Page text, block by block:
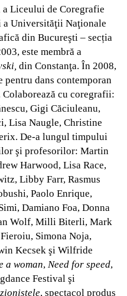
a Liceului de Coregrafie
a Universităţii Naţionale
din Bucureşti – secția
este membră a
din Constanţa. În 2008,
dans contemporan
Colaborează cu coregrafii:
Gigi Căciuleanu,
Lisa Naugle, Christine
De-a lungul timpului
şi profesorilor: Martin
Harwood, Lisa Race,
Libby Farr, Rasmus
Paolo Enrique,
Damiano Foa, Donna
Wolf, Milli Biterli, Mark
Simona Noja,
Kecsek şi Wilfride
a woman, Need for speed,
Festival şi
, spectacol produs